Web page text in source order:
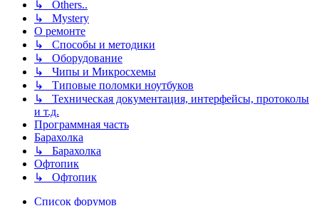
↳ Others..
↳ Mystery
О ремонте
↳ Способы и методики
↳ Оборудование
↳ Чипы и Микросхемы
↳ Типовые поломки ноутбуков
↳ Техническая документация, интерфейсы, протоколы
и т.д.
Программная часть
Барахолка
↳ Барахолка
Офтопик
↳ Офтопик
Список форумов